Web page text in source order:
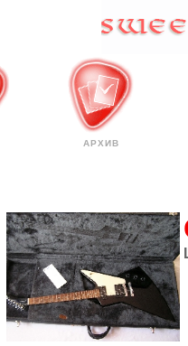
АРХИВ